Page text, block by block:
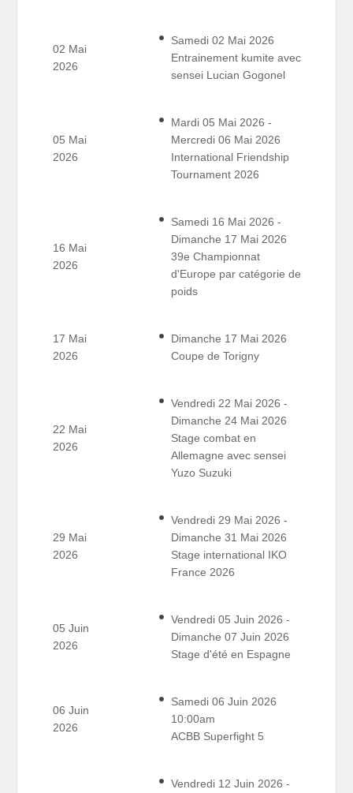
02 Mai
2026
Samedi 02 Mai 2026
Entrainement kumite avec
sensei Lucian Gogonel
05 Mai
2026
Mardi 05 Mai 2026 -
Mercredi 06 Mai 2026
International Friendship
Tournament 2026
16 Mai
2026
Samedi 16 Mai 2026 -
Dimanche 17 Mai 2026
39e Championnat
d'Europe par catégorie de
poids
17 Mai
2026
Dimanche 17 Mai 2026
Coupe de Torigny
22 Mai
2026
Vendredi 22 Mai 2026 -
Dimanche 24 Mai 2026
Stage combat en
Allemagne avec sensei
Yuzo Suzuki
29 Mai
2026
Vendredi 29 Mai 2026 -
Dimanche 31 Mai 2026
Stage international IKO
France 2026
05 Juin
2026
Vendredi 05 Juin 2026 -
Dimanche 07 Juin 2026
Stage d'été en Espagne
06 Juin
2026
Samedi 06 Juin 2026
10:00am
ACBB Superfight 5
Vendredi 12 Juin 2026 -